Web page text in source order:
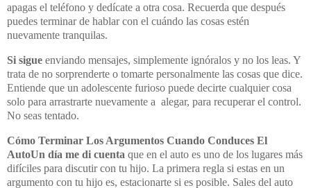
apagas el teléfono y dedícate a otra cosa. Recuerda que después
puedes terminar de hablar con el cuándo las cosas estén
nuevamente tranquilas.
Si sigue enviando mensajes, simplemente ignóralos y no los leas. Y
trata de no sorprenderte o tomarte personalmente las cosas que dice.
Entiende que un adolescente furioso puede decirte cualquier cosa
solo para arrastrarte nuevamente a alegar, para recuperar el control.
No seas tentado.
Cómo Terminar Los Argumentos Cuando Conduces El
AutoUn día me di cuenta que en el auto es uno de los lugares más
difíciles para discutir con tu hijo. La primera regla si estas en un
argumento con tu hijo es, estacionarte si es posible. Sales del auto